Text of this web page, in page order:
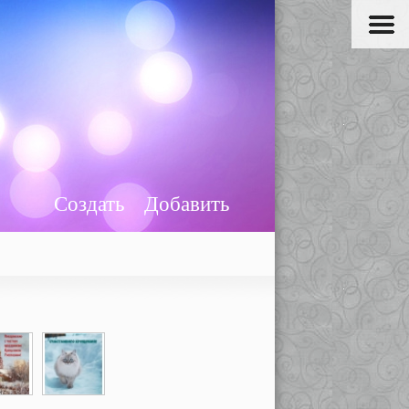
Добавить
Создать